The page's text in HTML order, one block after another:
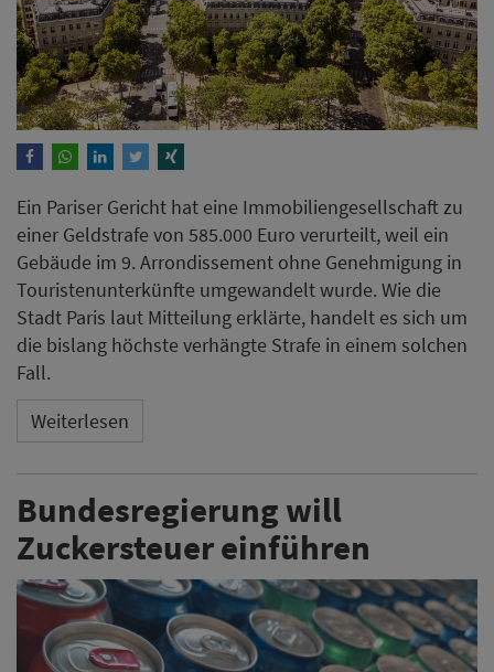
Ein Pariser Gericht hat eine Immobiliengesellschaft zu
einer Geldstrafe von 585.000 Euro verurteilt, weil ein
Gebäude im 9. Arrondissement ohne Genehmigung in
Touristenunterkünfte umgewandelt wurde. Wie die
Stadt Paris laut Mitteilung erklärte, handelt es sich um
die bislang höchste verhängte Strafe in einem solchen
Fall.
Weiterlesen
Bundesregierung will
Zuckersteuer einführen